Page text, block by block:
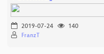
2019-07-24
140
FranzT